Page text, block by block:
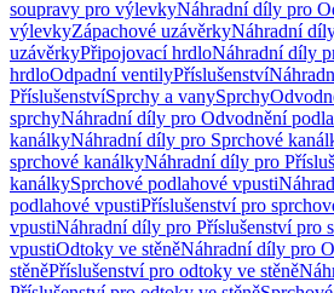
soupravy pro výlevkyNáhradní díly pro
výlevkyZápachové uzávěrkyNáhradní
uzávěrkyPřipojovací hrdloNáhradní díly
hrdloOdpadní ventilyPříslušenství
PříslušenstvíSprchy a vanySprchy
sprchyNáhradní díly pro Odvodnění
kanálkyNáhradní díly pro Sprchové
sprchové kanálkyNáhradní díly pro
kanálkySprchové podlahové vpusti
podlahové vpustiPříslušenství pro
vpustiNáhradní díly pro Příslušenství pro
vpustiOdtoky ve stěněNáhradní díly pro
stěněPříslušenství pro odtoky ve stěně